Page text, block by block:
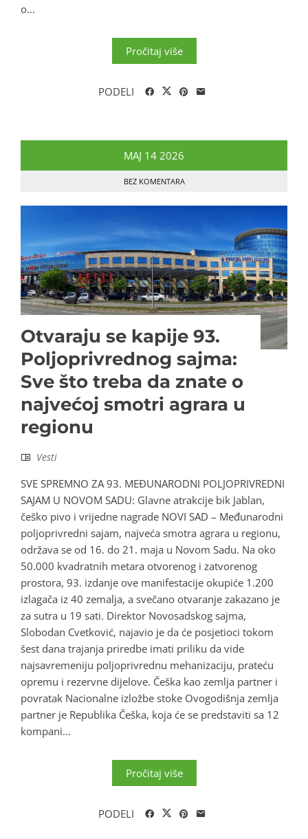
o...
Pročitaj više
PODELI
MAJ 14 2026
BEZ KOMENTARA
Otvaraju se kapije 93.
Poljoprivrednog sajma:
Sve što treba da znate o
najvećoj smotri agrara u
regionu
Vesti
SVE SPREMNO ZA 93. MEĐUNARODNI POLJOPRIVREDNI
SAJAM U NOVOM SADU: Glavne atrakcije bik Jablan,
češko pivo i vrijedne nagrade NOVI SAD – Međunarodni
poljoprivredni sajam, najveća smotra agrara u regionu,
održava se od 16. do 21. maja u Novom Sadu. Na oko
50.000 kvadratnih metara otvorenog i zatvorenog
prostora, 93. izdanje ove manifestacije okupiće 1.200
izlagača iz 40 zemalja, a svečano otvaranje zakazano je
za sutra u 19 sati. Direktor Novosadskog sajma,
Slobodan Cvetković, najavio je da će posjetioci tokom
šest dana trajanja priredbe imati priliku da vide
najsavremeniju poljoprivrednu mehanizaciju, prateću
opremu i rezervne dijelove. Češka kao zemlja partner i
povratak Nacionalne izložbe stoke Ovogodišnja zemlja
partner je Republika Češka, koja će se predstaviti sa 12
kompani...
Pročitaj više
PODELI